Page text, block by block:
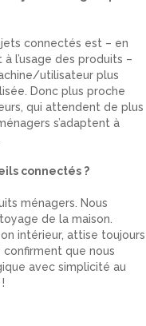
connectés est – en
l’usage des produits –
utilisateur plus
Donc plus proche
qui attendent de plus
s’adaptent à
connectés ?
ménagers. Nous
de la maison.
intérieur, attise toujours
que nous
avec simplicité au